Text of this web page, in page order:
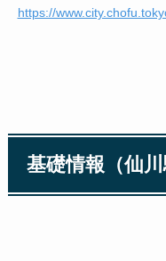
https://
基礎情報（仙川